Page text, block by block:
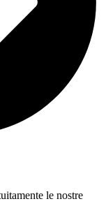
le nostre